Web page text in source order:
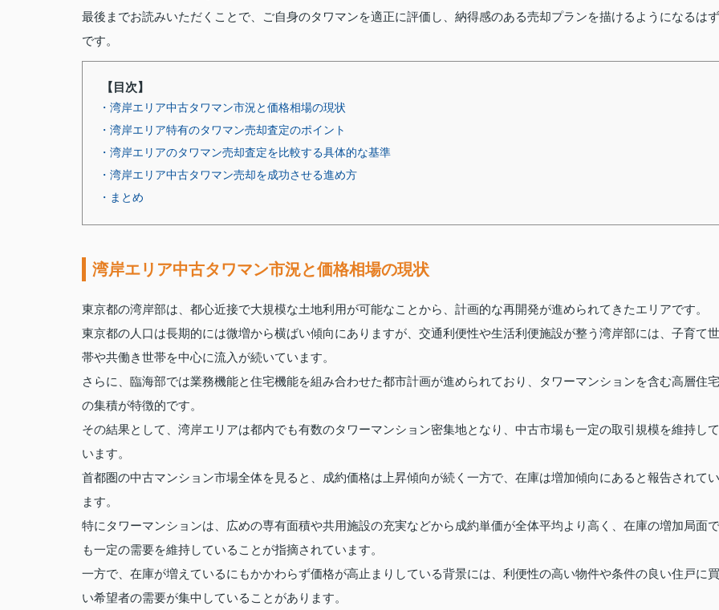
最後までお読みいただくことで、ご自身のタワマンを適正に評価し、納得感のある売却プランを描けるようになるはず
です。
【目次】
・湾岸エリア中古タワマン市況と価格相場の現状
・湾岸エリア特有のタワマン売却査定のポイント
・湾岸エリアのタワマン売却査定を比較する具体的な基準
・湾岸エリア中古タワマン売却を成功させる進め方
・まとめ
湾岸エリア中古タワマン市況と価格相場の現状
東京都の湾岸部は、都心近接で大規模な土地利用が可能なことから、計画的な再開発が進められてきたエリアです。
東京都の人口は長期的には微増から横ばい傾向にありますが、交通利便性や生活利便施設が整う湾岸部には、子育て世
帯や共働き世帯を中心に流入が続いています。
さらに、臨海部では業務機能と住宅機能を組み合わせた都市計画が進められており、タワーマンションを含む高層住宅
の集積が特徴的です。
その結果として、湾岸エリアは都内でも有数のタワーマンション密集地となり、中古市場も一定の取引規模を維持して
います。
首都圏の中古マンション市場全体を見ると、成約価格は上昇傾向が続く一方で、在庫は増加傾向にあると報告されてい
ます。
特にタワーマンションは、広めの専有面積や共用施設の充実などから成約単価が全体平均より高く、在庫の増加局面で
も一定の需要を維持していることが指摘されています。
一方で、在庫が増えているにもかかわらず価格が高止まりしている背景には、利便性の高い物件や条件の良い住戸に買
い希望者の需要が集中していることがあります。